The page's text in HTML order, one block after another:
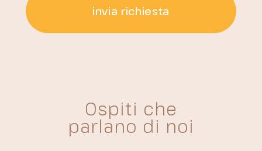
invia richiesta
Ospiti che
parlano di noi